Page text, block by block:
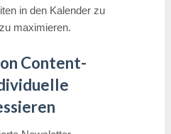
in den Kalender zu
maximieren.
Content-